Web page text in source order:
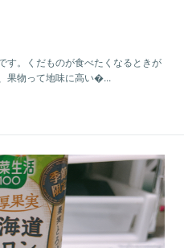
。くだものが食べたくなるときが
果物って地味に高い...